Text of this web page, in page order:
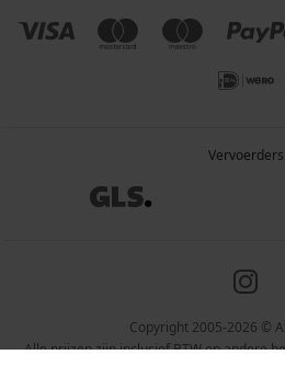
Vervoerders
Copyright 2005-2026 ©
Alle prijzen zijn inclusief BTW en andere